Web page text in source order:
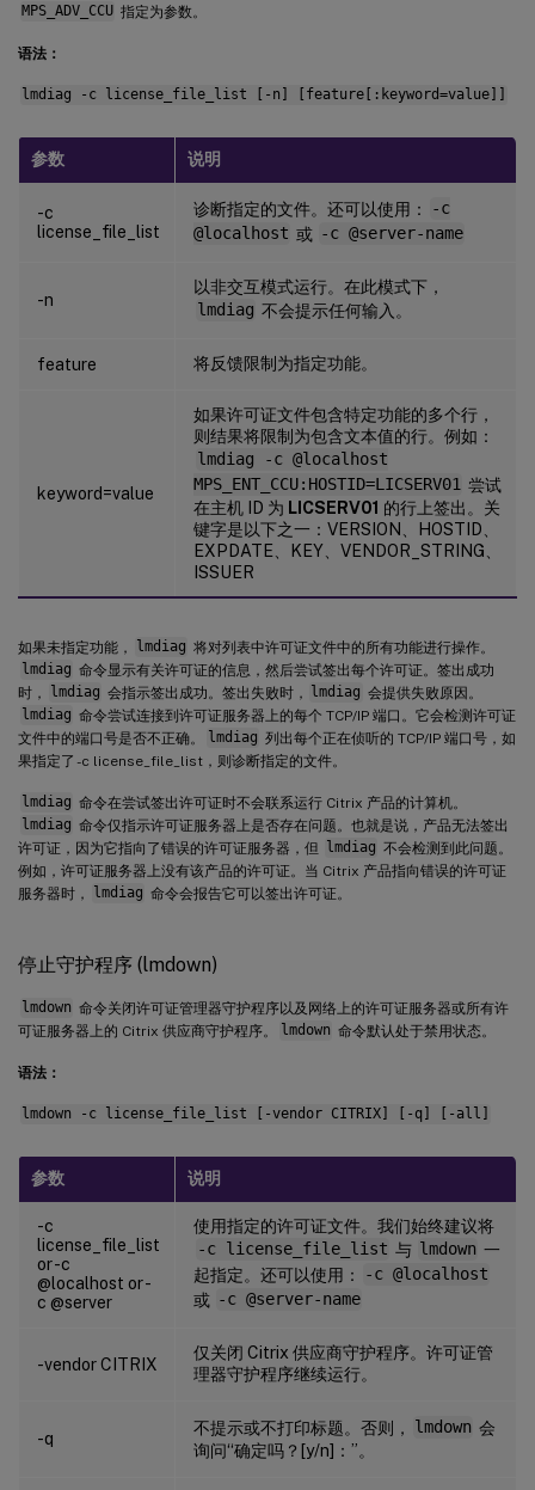
MPS_ADV_CCU 指定为参数。
语法：
lmdiag -c license_file_list [-n] [feature[:keyword=value]]
参数 说明
-c
license_file_list
诊断指定的文件。还可以使用：
-c
@localhost 或 -c @server-name
-n
以非交互模式运行。在此模式下，
lmdiag 不会提示任何输入。
feature 将反馈限制为指定功能。
keyword=value
如果许可证文件包含特定功能的多个行，
则结果将限制为包含文本值的行。例如：
lmdiag -c @localhost
MPS_ENT_CCU:HOSTID=LICSERV01 尝试
在主机 ID 为 LICSERV01 的行上签出。关
键字是以下之一：VERSION、HOSTID、
EXPDATE、KEY、VENDOR_STRING、
ISSUER
如果未指定功能， lmdiag 将对列表中许可证文件中的所有功能进行操作。
lmdiag 命令显示有关许可证的信息，然后尝试签出每个许可证。签出成功
时，
lmdiag 会指示签出成功。签出失败时， lmdiag 会提供失败原因。
lmdiag 命令尝试连接到许可证服务器上的每个 TCP/IP 端口。它会检测许可证
文件中的端口号是否不正确。
lmdiag 列出每个正在侦听的 TCP/IP 端口号，如
果指定了 -c license_file_list，则诊断指定的文件。
lmdiag 命令在尝试签出许可证时不会联系运行 Citrix 产品的计算机。
lmdiag 命令仅指示许可证服务器上是否存在问题。也就是说，产品无法签出
许可证，因为它指向了错误的许可证服务器，但
lmdiag 不会检测到此问题。
例如，许可证服务器上没有该产品的许可证。当 Citrix 产品指向错误的许可证
服务器时，
lmdiag 命令会报告它可以签出许可证。
停止守护程序 (lmdown)
lmdown 命令关闭许可证管理器守护程序以及网络上的许可证服务器或所有许
可证服务器上的 Citrix 供应商守护程序。
lmdown 命令默认处于禁用状态。
语法：
lmdown -c license_file_list [-vendor CITRIX] [-q] [-all]
参数 说明
-c
license_file_list
or -c
@localhost or -
c @server
使用指定的许可证文件。我们始终建议将
-c license_file_list 与 lmdown 一
起指定。还可以使用：
-c @localhost
或 -c @server-name
-vendor CITRIX
仅关闭 Citrix 供应商守护程序。许可证管
理器守护程序继续运行。
-q
不提示或不打印标题。否则， lmdown 会
询问“确定吗？[y/n]：”。